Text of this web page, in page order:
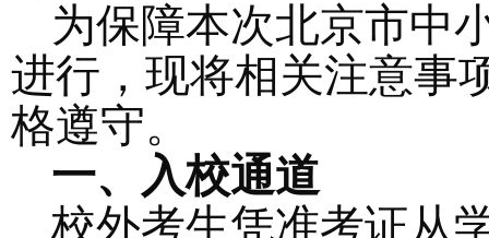
为保障本次北京市中
进行，现将相关注意事
格遵守。
一、入校通道
校外考生凭准考证从